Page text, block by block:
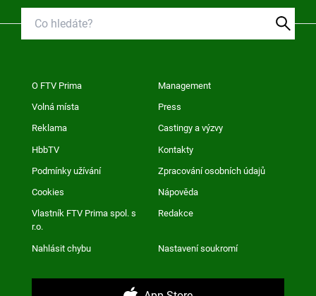
O FTV Prima Management
Volná místa Press
Reklama Castingy a výzvy
HbbTV Kontakty
Podmínky užívání Zpracování osobních údajů
Cookies Nápověda
Vlastník FTV Prima spol. s
r.o.
Redakce
Nahlásit chybu Nastavení soukromí